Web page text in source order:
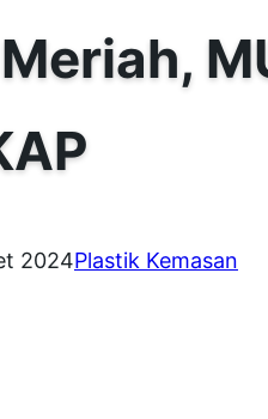
2024Plastik Kemasan